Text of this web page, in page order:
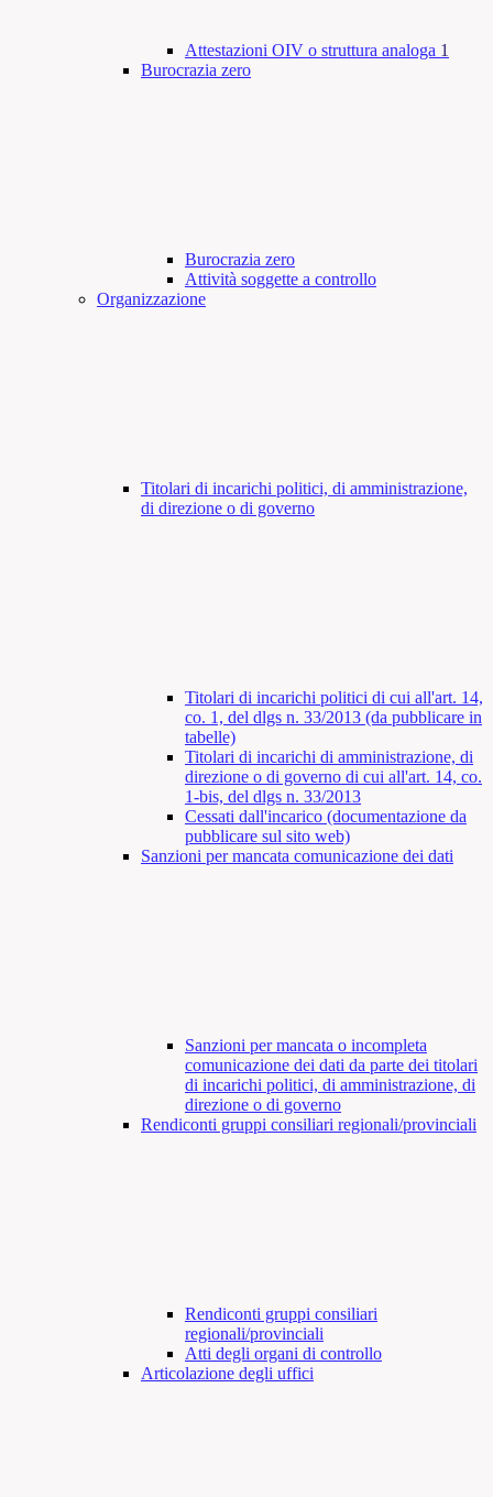
Attestazioni OIV o struttura analoga 1
Burocrazia zero
Burocrazia zero
Attività soggette a controllo
Organizzazione
Titolari di incarichi politici, di amministrazione,
di direzione o di governo
Titolari di incarichi politici di cui all'art. 14,
co. 1, del dlgs n. 33/2013 (da pubblicare in
tabelle)
Titolari di incarichi di amministrazione, di
direzione o di governo di cui all'art. 14, co.
1-bis, del dlgs n. 33/2013
Cessati dall'incarico (documentazione da
pubblicare sul sito web)
Sanzioni per mancata comunicazione dei dati
Sanzioni per mancata o incompleta
comunicazione dei dati da parte dei titolari
di incarichi politici, di amministrazione, di
direzione o di governo
Rendiconti gruppi consiliari regionali/provinciali
Rendiconti gruppi consiliari
regionali/provinciali
Atti degli organi di controllo
Articolazione degli uffici